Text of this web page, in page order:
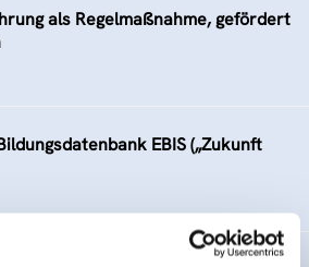
als Regelmaßnahme, gefördert
EBIS („Zukunft